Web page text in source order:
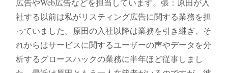
広告やWeb広告などを担当しています。張：原田が入
社する以前は私がリスティング広告に関する業務を担
っていました。原田の入社以降は業務を引き継ぎ、そ
れからはサービスに関するユーザーの声やデータを分
析するグロースハックの業務に半年ほど従事しまし